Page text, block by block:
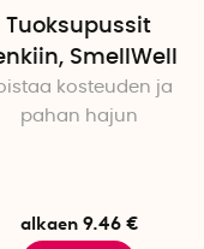
Tuoksupussit
SmellWell
kosteuden ja
pahan hajun
alkaen 9.46 €